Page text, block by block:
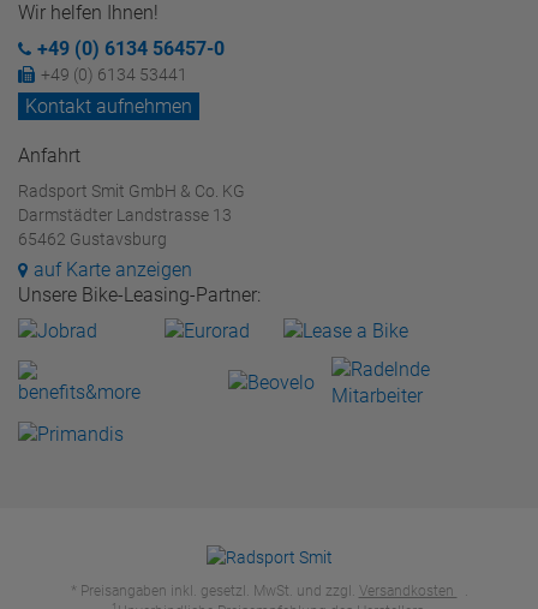
Wir helfen Ihnen!
+49 (0) 6134 56457-0
+49 (0) 6134 53441
Kontakt aufnehmen
Anfahrt
Radsport Smit GmbH & Co. KG
Darmstädter Landstrasse 13
65462 Gustavsburg
auf Karte anzeigen
Unsere Bike-Leasing-Partner:
* Preisangaben inkl. gesetzl. MwSt. und zzgl. Versandkosten .